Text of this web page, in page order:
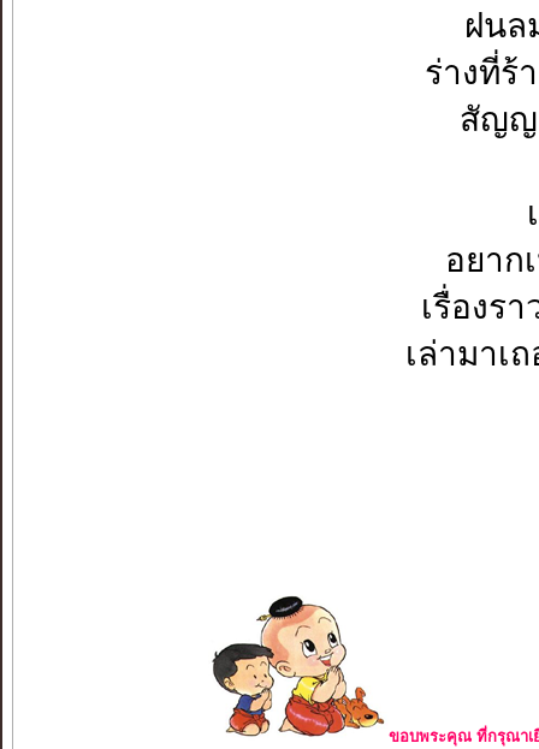
ฝนล
ร่างที่ร้
สัญญ
อยาก
เรื่องร
เล่ามาเ
ขอบพระคุณ ที่กรุณาเ